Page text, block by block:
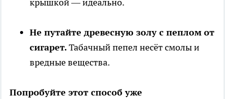
крышкой — идеально.
Не путайте древесную золу с пеплом от
сигарет.Табачный пепел несёт смолы и
вредные вещества.
Попробуйте этот способ уже